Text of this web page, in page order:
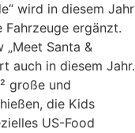
wird in diesem Jahr
ergänzt.
„Meet Santa &
auch in diesem Jahr.
große und
die Kids
US-Food